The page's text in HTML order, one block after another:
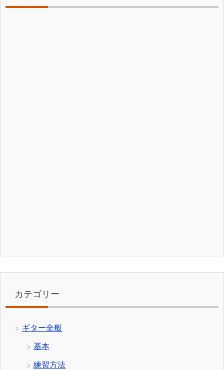
カテゴリー
ギター全般
基本
練習方法